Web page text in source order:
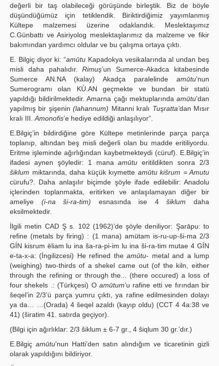
değerli bir taş olabileceği görüşünde birleştik. Biz de böyle
düşündüğümüz için tetiklendik. Biriktirdiğimiz yayımlanmış
Kültepe malzemesi üzerine odaklandık. Meslektaşımız
C.Günbattı ve Asiriyolog meslektaşlarımız da malzeme ve fikir
bakımından yardımcı oldular ve bu çalışma ortaya çıktı.
E. Bilgiç diyor ki: “amūtu Kapadokya vesikalarında al undan beş
misli daha pahalıdır.Rimuş’un Sumerce-Akadca kitabesinde
Sumerce AN.NA (kalay) Akadça paralelinde amūtu’nun
Sumerogramı olan KÙ.AN geçmekte ve bundan bir statü
yapıldığı bildirilmektedir. Amarna çağı mektuplarında amūtu’dan
yapılmış bir şişenin(lahannum) Mitanni kralı Tuşratta’dan Mısır
kralı III. Amonofis’e hediye edildiği anlaşılıyor”.
E.Bilgiç’in bildirdiğine göre Kültepe metinlerinde parça parça
toplanıp, altından beş misli değerli olan bu madde eritiliyordu.
Eritme işleminde ağırlığından kaybetmekteydi (cüruf). E.Bilgiç’in
ifadesi aynen şöyledir: 1 manaamūtu eritildikten sonra 2/3
šiklum miktarında, daha küçük kıymette amūtu kišrum = Amutu
cürufu?. Daha anlaşılır biçimde şöyle ifade edilebilir: Anadolu
içlerinden toplanmakta, eritirken ve anlaşılamayan diğer bir
ameliye (i-na ši-ra-tim) esnasında ise 4šiklum daha
eksilmektedir.
İlgili metin CAD Ş s. 102 (1962)’de şöyle deniliyor: Şarāpu: to
refine (metals by firing) : (1 mana) amütam is-ru-up-ši-ma 2/3
GÍN kisrum ēliam lu ina ša-ra-pi-im lu ina šί-ra-tim mutae 4 GÍN
e-ta-x-a: (İngilizcesi) He refined theamūtu- metal and a lump
(weighing) two-thirds of a shekel came out (of the kiln, either
through the refining or through the... (there occured) a loss of
four shekels .: (Türkçesi) O amūtum’u rafine etti ve fırından bir
šeqel’in 2/3’ü parça yumru çıktı, ya rafine edilmesinden dolayı
ya da… …(Orada) 4 šeqel azaldı (kayıp oldu) (CCT 4 4a:38 ve
41) (širatim 41. satırda geçiyor).
(Bilgi için ağırlıklar: 2/3 šiklum ± 6-7 gr., 4 šiqlum 30 gr.’dır.)
E.Bilgiç amūtu’nun Hatti’den satın alındığım ve ticaretinin gizli
olarak yapıldığını bildiriyor.